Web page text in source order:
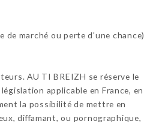
de marché ou perte d'une chance)
AU TI BREIZH se réserve le
applicable en France, en
la possibilité de mettre en
diffamant, ou pornographique,